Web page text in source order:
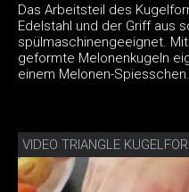
Das Arbeitsteil des
Edelstahl und der Griff aus
spülmaschinengeeignet.
geformte Melonenkugeln
einem Melonen-Spiesschen.
VIDEO TRIANGLE